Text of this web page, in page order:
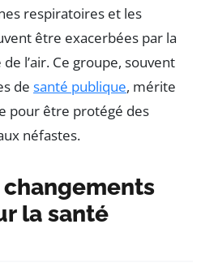
respiratoires et les
être exacerbées par la
l’air. Ce groupe, souvent
de santé publique, mérite
pour être protégé des
néfastes.
la santé